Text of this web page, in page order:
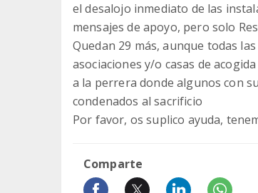
el desalojo inmediato de las
mensajes de apoyo, pero solo
Quedan 29 más, aunque todas
asociaciones y/o casas de
a la perrera donde algunos con
condenados al sacrificio
Por favor, os suplico ayuda,
Comparte